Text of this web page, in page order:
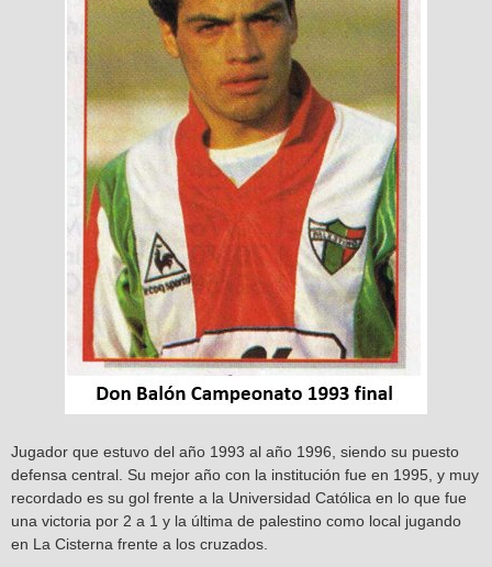
Jugador que estuvo del año 1993 al año 1996, siendo su puesto
defensa central. Su mejor año con la institución fue en 1995, y muy
recordado es su gol frente a la Universidad Católica en lo que fue
una victoria por 2 a 1 y la última de palestino como local jugando
en La Cisterna frente a los cruzados.